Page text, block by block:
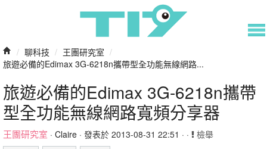
/ 聊科技 / 王團研究室 /
旅遊必備的Edimax 3G-6218n攜帶型全功能無線網路...
旅遊必備的Edimax 3G-6218n攜帶
型全功能無線網路寬頻分享器
王團研究室 · Claire · 發表於 2013-08-31 22:51 · · 檢舉